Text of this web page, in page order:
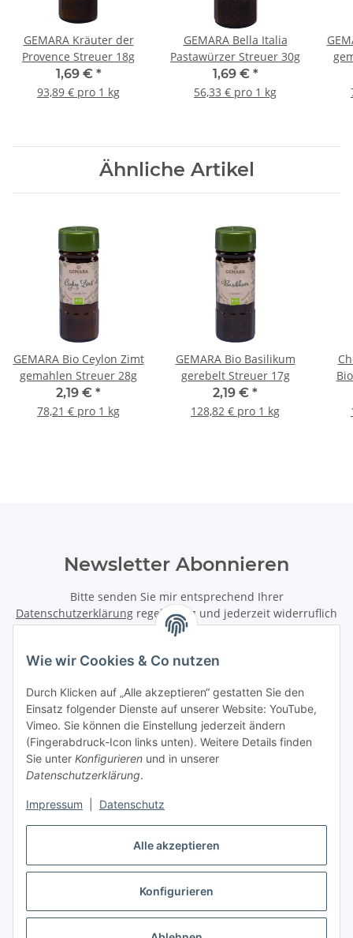
Alle akzeptieren
Konfigurieren
Wie wir Cookies & Co nutzen
Durch Klicken auf „Alle akzeptieren“ gestatten Sie den
Einsatz folgender Dienste auf unserer Website: YouTube,
Vimeo. Sie können die Einstellung jederzeit ändern
(Fingerabdruck-Icon links unten). Weitere Details finden
Sie unter Konfigurieren und in unserer
Datenschutzerklärung.
Impressum Datenschutz
GEMARA Kräuter der
Provence Streuer 18g
1,69 € *
93,89 € pro 1 kg
GEMARA Bella Italia
Pastawürzer Streuer 30g
1,69 € *
56,33 € pro 1 kg
Ähnliche Artikel
GEMARA Bio Ceylon Zimt
gemahlen Streuer 28g
2,19 € *
78,21 € pro 1 kg
GEMARA Bio Basilikum
gerebelt Streuer 17g
2,19 € *
128,82 € pro 1 kg
Newsletter Abonnieren
Bitte senden Sie mir entsprechend Ihrer
Datenschutzerklärung regelmäßig und jederzeit widerruflich
Informationen zu Ihrem Produktsortiment per E-Mail zu.
Newsletter Abonnieren
Informationen
Gesetzliche Informationen
* Alle Preise inkl. gesetzlicher USt., zzgl.